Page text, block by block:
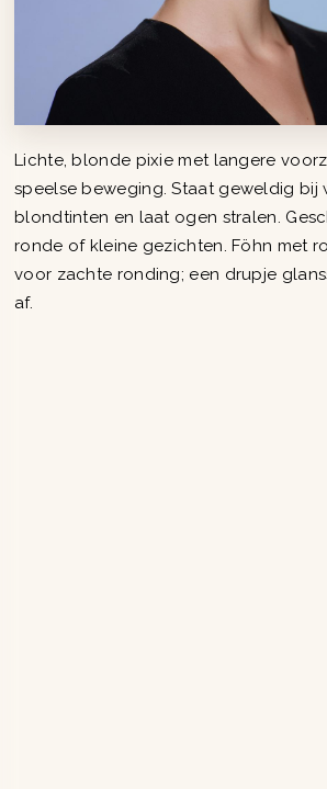
Lichte, blonde pixie met langere
speelse beweging. Staat geweldig bij
blondtinten en laat ogen stralen.
ronde of kleine gezichten. Föhn met
voor zachte ronding; een drupje
af.